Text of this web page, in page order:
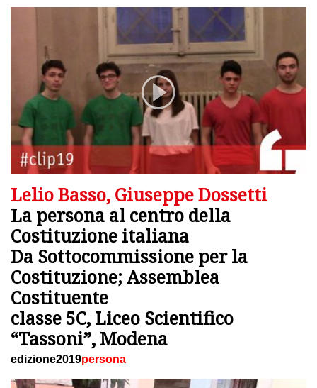
Lelio Basso, Giuseppe Dossetti
La persona al centro della
Costituzione italiana
Da Sottocommissione per la
Costituzione; Assemblea
Costituente
classe 5C, Liceo Scientifico
“Tassoni”, Modena
edizione2019persona